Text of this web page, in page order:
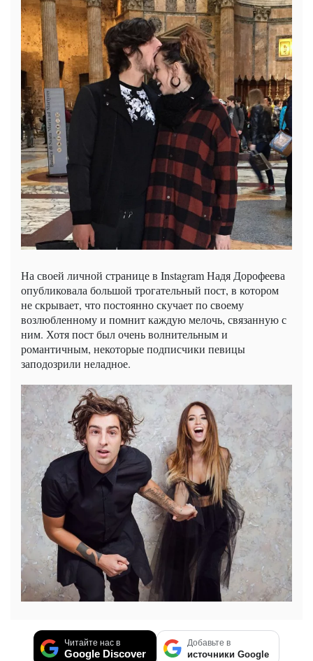
На своей личной странице в Instagram Надя Дорофеева
опубликовала большой трогательный пост, в котором
не скрывает, что постоянно скучает по своему
возлюбленному и помнит каждую мелочь, связанную с
ним. Хотя пост был очень волнительным и
романтичным, некоторые подписчики певицы
заподозрили неладное.
Читайте нас в
Google Discover
Добавьте в
источники Google